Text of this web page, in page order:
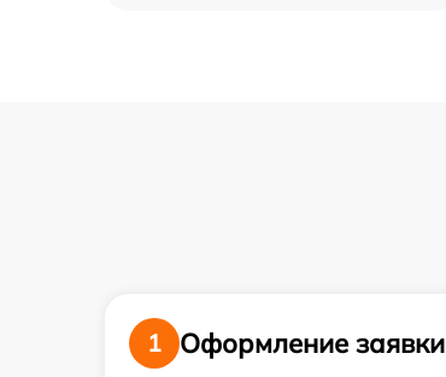
1
Оформление заявки